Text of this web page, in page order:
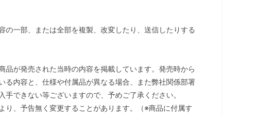
一部、または全部を複製、改変したり、送信したりする
が発売された当時の内容を掲載しています。発売時から
内容と、仕様や付属品が異なる場合、また弊社関係部署
できない等ございますので、予めご了承ください。
、予告無く変更することがあります。（※商品に付属す